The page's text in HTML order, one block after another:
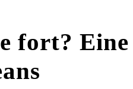
fort?